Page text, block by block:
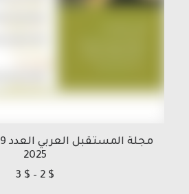
2025
2 $
–
3 $